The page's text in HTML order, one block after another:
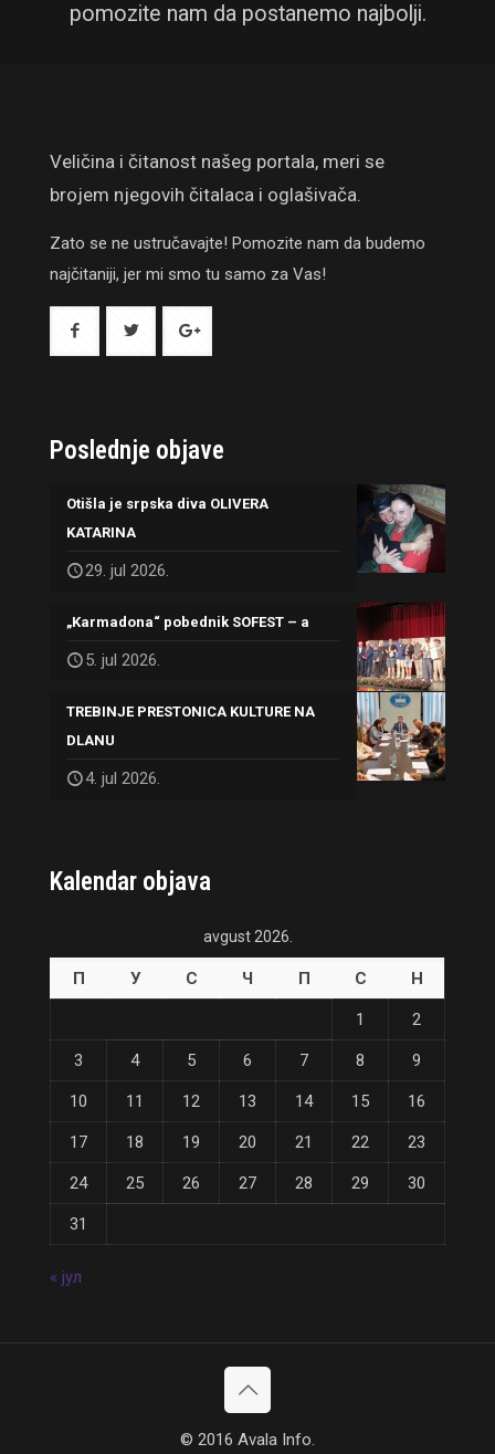
pomozite nam da postanemo najbolji.
Veličina i čitanost našeg portala, meri se
brojem njegovih čitalaca i oglašivača.
Zato se ne ustručavajte! Pomozite nam da budemo
najčitaniji, jer mi smo tu samo za Vas!
Poslednje objave
Otišla je srpska diva OLIVERA
KATARINA
29. jul 2026.
„Karmadona“ pobednik SOFEST – a
5. jul 2026.
TREBINJE PRESTONICA KULTURE NA
DLANU
4. jul 2026.
Kalendar objava
avgust 2026.
П У С Ч П С Н
1 2
3 4 5 6 7 8 9
10 11 12 13 14 15 16
17 18 19 20 21 22 23
24 25 26 27 28 29 30
31
« јул
© 2016 Avala Info.